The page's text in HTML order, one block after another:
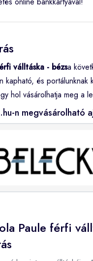
válltáska - bézsa
kapható, és portálunknak
hol vásárolhatja meg a
n megvásárolható
Paule férfi